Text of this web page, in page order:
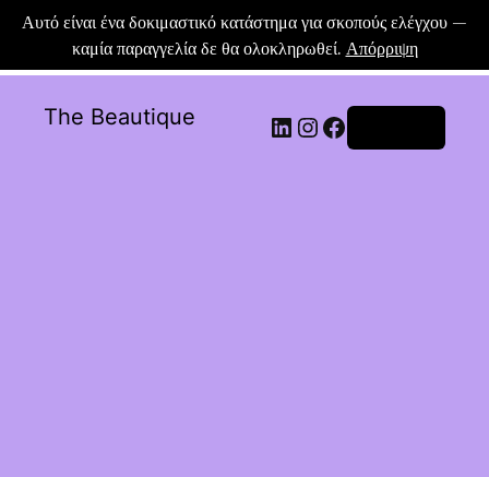
Αυτό είναι ένα δοκιμαστικό κατάστημα για σκοπούς ελέγχου —
καμία παραγγελία δε θα ολοκληρωθεί. Απόρριψη
The Beautique